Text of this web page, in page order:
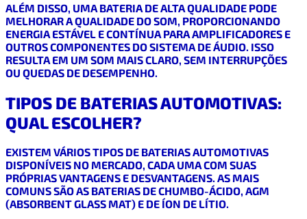
ALÉM DISSO, UMA BATERIA DE ALTA QUALIDADE PODE
MELHORAR A QUALIDADE DO SOM, PROPORCIONANDO
ENERGIA ESTÁVEL E CONTÍNUA PARA AMPLIFICADORES E
OUTROS COMPONENTES DO SISTEMA DE ÁUDIO. ISSO
RESULTA EM UM SOM MAIS CLARO, SEM INTERRUPÇÕES
OU QUEDAS DE DESEMPENHO.
TIPOS DE BATERIAS AUTOMOTIVAS:
QUAL ESCOLHER?
EXISTEM VÁRIOS TIPOS DE BATERIAS AUTOMOTIVAS
DISPONÍVEIS NO MERCADO, CADA UMA COM SUAS
PRÓPRIAS VANTAGENS E DESVANTAGENS. AS MAIS
COMUNS SÃO AS BATERIAS DE CHUMBO-ÁCIDO, AGM
(ABSORBENT GLASS MAT) E DE ÍON DE LÍTIO.